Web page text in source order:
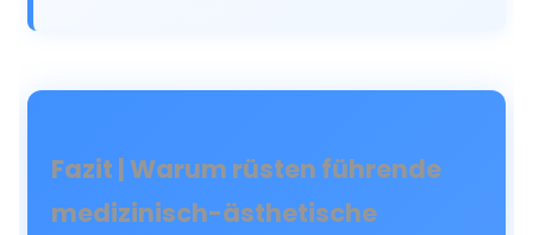
Fazit | Warum rüsten führende
medizinisch-ästhetische